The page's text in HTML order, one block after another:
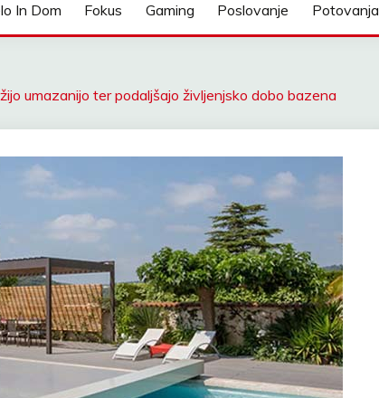
In Dom Fokus Gaming Poslovanje Potovanja
umazanijo ter podaljšajo življenjsko dobo bazena